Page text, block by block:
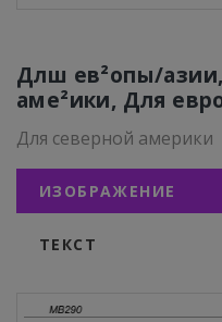
Длш ев²опы/
аме²ики, Для
Для северной америки
ИЗОБРАЖЕНИЕ
ТЕКСТ